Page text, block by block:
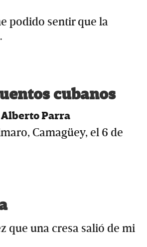
podido sentir que la
cubanos
Alberto Parra
Camagüey, el 6 de
que una cresa salió de mi